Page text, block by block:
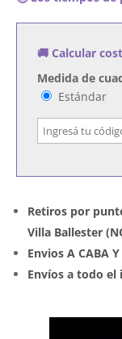
Travelogue
🚚 Calcular
Medida de
Estándar
Retiros por
Villa Ballester
Envios A CABA
Envíos a todo